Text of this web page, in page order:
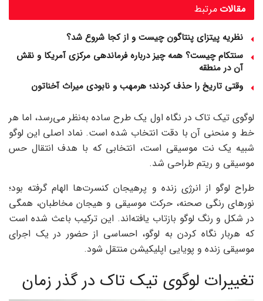
مرتبط مقالات
نظریه پیتزای پنتاگون چیست و از کجا شروع شد؟
سنتکام چیست؟ همه چیز درباره فرماندهی مرکزی آمریکا و نقش
آن در منطقه
وقتی تاریخ را حذف کردند؛ هرمهب و نابودی میراث آخناتون
لوگوی تیک تاک در نگاه اول یک طرح ساده به‌نظر می‌رسد، اما هر
خط و منحنی آن با دقت انتخاب شده است. نماد اصلی این لوگو
شبیه یک نت موسیقی است، انتخابی که با هدف انتقال حس
موسیقی و ریتم طراحی شد.
طراح لوگو از انرژی زنده و پرهیجان کنسرت‌ها الهام گرفته بود؛
نورهای رنگی صحنه، حرکت موسیقی و هیجان مخاطبان، همگی
در شکل و رنگ لوگو بازتاب یافته‌اند. این ترکیب باعث شده است
که هربار نگاه کردن به لوگو، احساسی از حضور در یک اجرای
موسیقی زنده و پویایی اپلیکیشن منتقل شود.
تغییرات لوگوی تیک تاک در گذر زمان